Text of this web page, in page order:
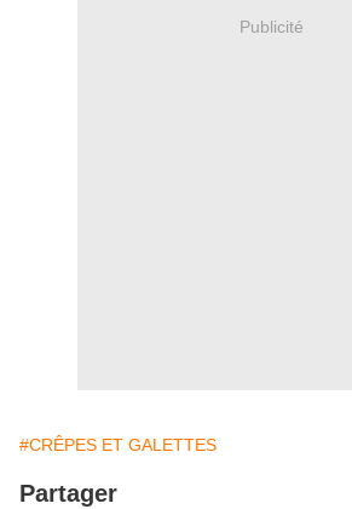
Publicité
#CRÊPES ET GALETTES
Partager